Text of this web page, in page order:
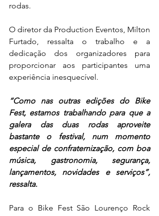
rodas.
O diretor da Production Eventos, Milton
Furtado, ressalta o trabalho e a
dedicação dos organizadores para
proporcionar aos participantes uma
experiência inesquecível.
“Como nas outras edições do Bike
Fest, estamos trabalhando para que a
galera das duas rodas aproveite
bastante o festival, num momento
especial de confraternização, com boa
música, gastronomia, segurança,
lançamentos, novidades e serviços”,
ressalta.
Para o Bike Fest São Lourenço Rock